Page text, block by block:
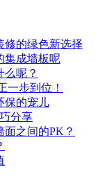
修的绿色新选择
集成墙板呢
么呢？
一步到位！
保的宠儿
分享
之间的PK？